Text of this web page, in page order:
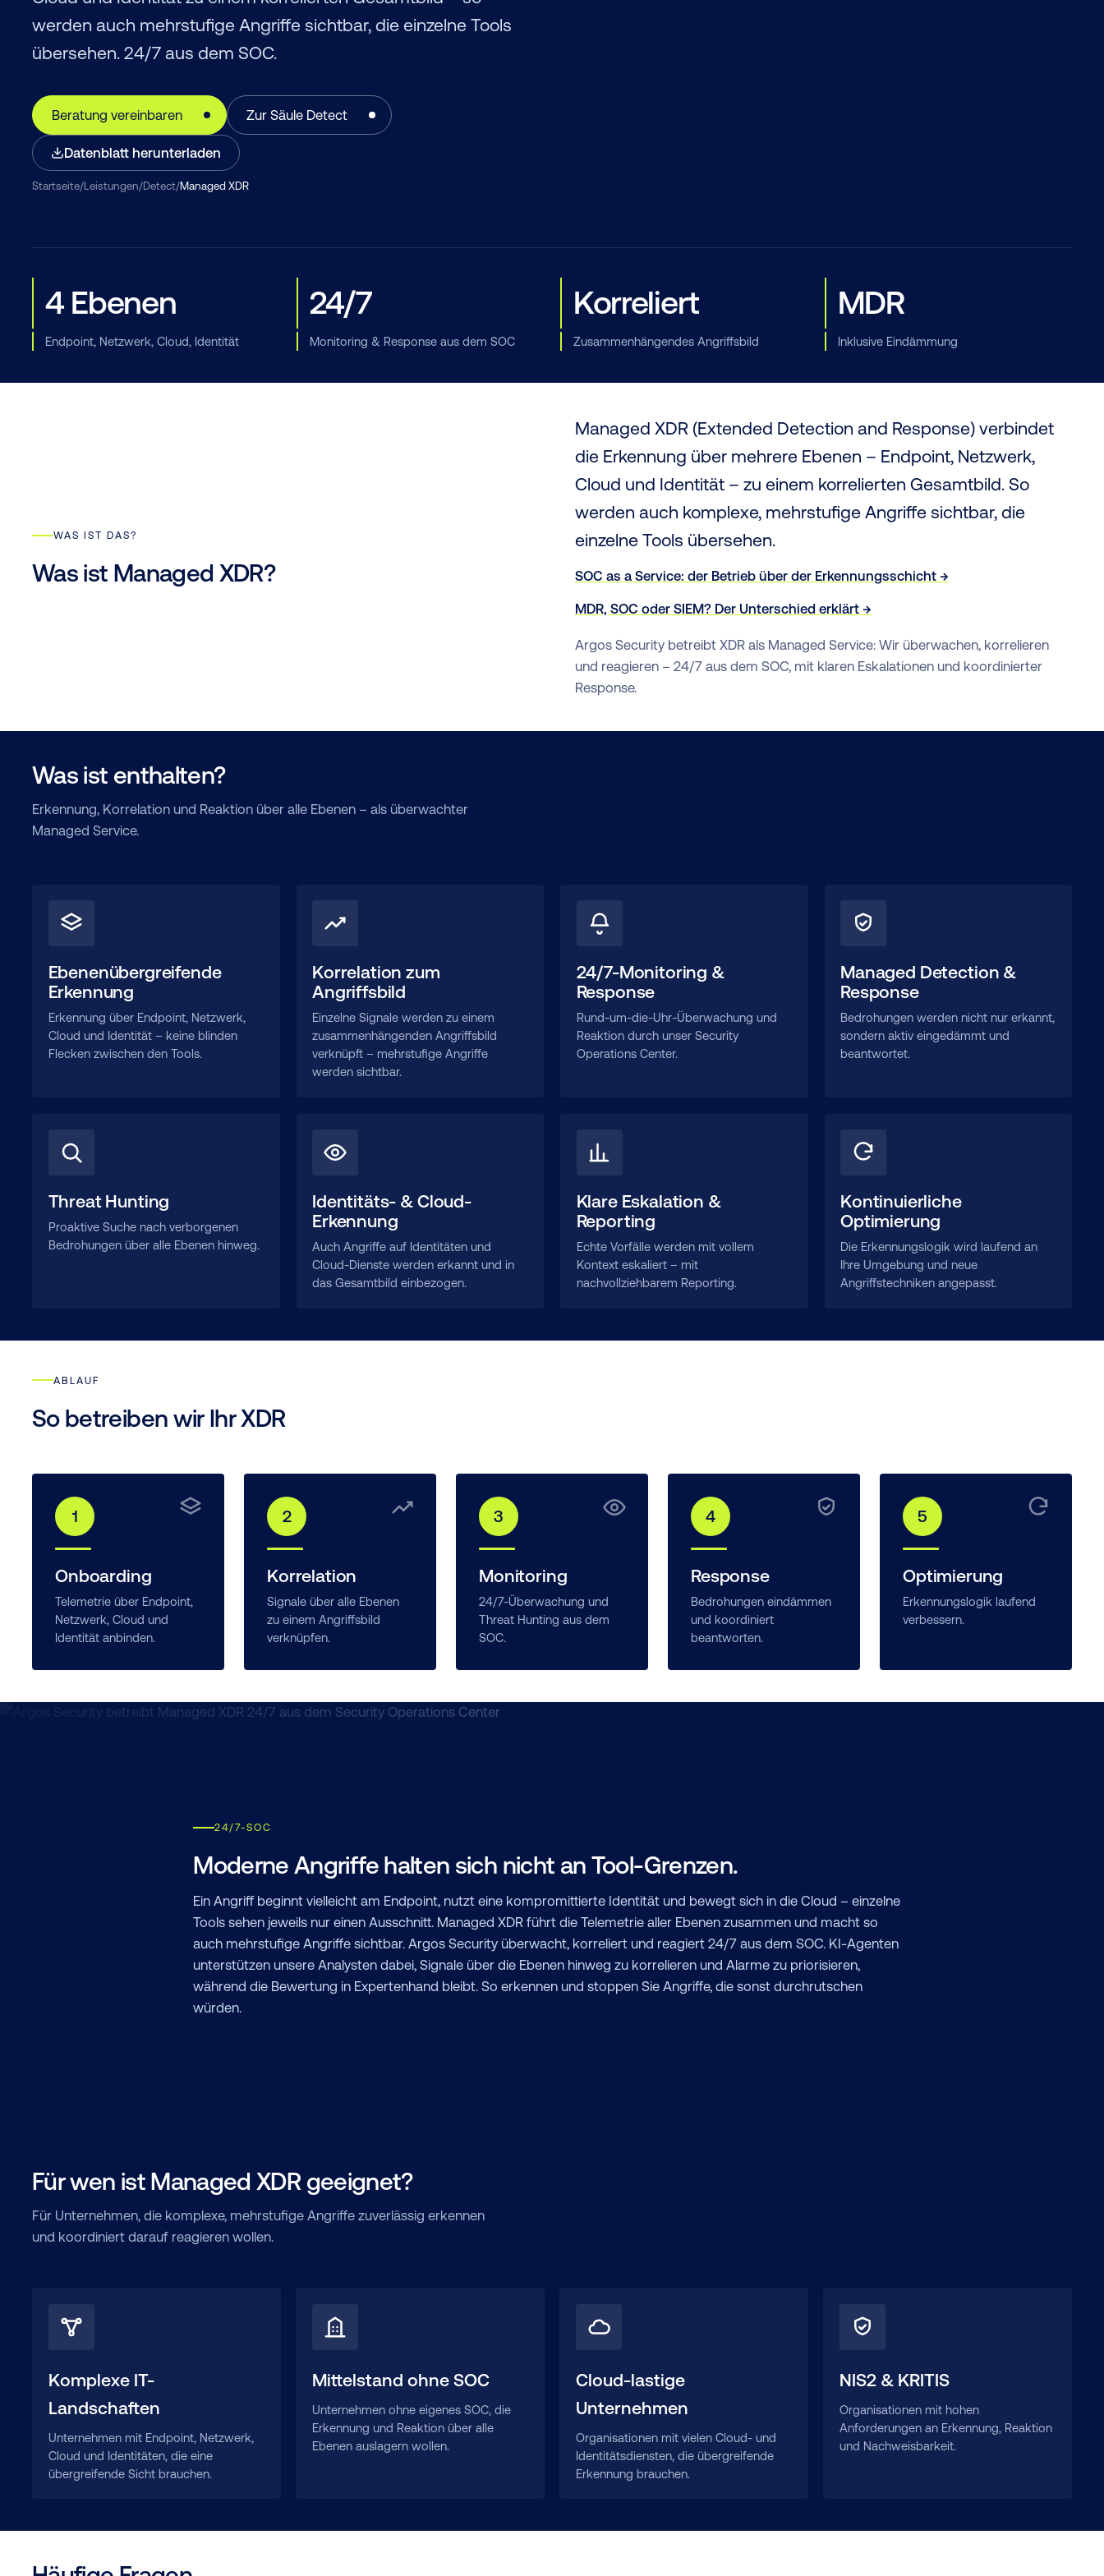
werden auch mehrstufige Angriffe sichtbar, die einzelne Tools
übersehen. 24/7 aus dem SOC.
Beratung vereinbaren Zur Säule Detect
Datenblatt herunterladen
Startseite/Leistungen/Detect/Managed XDR
4 Ebenen
Endpoint, Netzwerk, Cloud, Identität
24/7
Monitoring & Response aus dem SOC
Korreliert
Zusammenhängendes Angriffsbild
MDR
Inklusive Eindämmung
WAS IST DAS?
Was ist Managed XDR?
Managed XDR (Extended Detection and Response) verbindet
die Erkennung über mehrere Ebenen – Endpoint, Netzwerk,
Cloud und Identität – zu einem korrelierten Gesamtbild. So
werden auch komplexe, mehrstufige Angriffe sichtbar, die
einzelne Tools übersehen.
SOC as a Service: der Betrieb über der Erkennungsschicht →
MDR, SOC oder SIEM? Der Unterschied erklärt →
Argos Security betreibt XDR als Managed Service: Wir überwachen, korrelieren
und reagieren – 24/7 aus dem SOC, mit klaren Eskalationen und koordinierter
Response.
Was ist enthalten?
Erkennung, Korrelation und Reaktion über alle Ebenen – als überwachter
Managed Service.
Ebenenübergreifende
Erkennung
Erkennung über Endpoint, Netzwerk,
Cloud und Identität – keine blinden
Flecken zwischen den Tools.
Korrelation zum
Angriffsbild
Einzelne Signale werden zu einem
zusammenhängenden Angriffsbild
verknüpft – mehrstufige Angriffe
werden sichtbar.
24/7-Monitoring &
Response
Rund-um-die-Uhr-Überwachung und
Reaktion durch unser Security
Operations Center.
Managed Detection &
Response
Bedrohungen werden nicht nur erkannt,
sondern aktiv eingedämmt und
beantwortet.
Threat Hunting
Proaktive Suche nach verborgenen
Bedrohungen über alle Ebenen hinweg.
Identitäts- & Cloud-
Erkennung
Auch Angriffe auf Identitäten und
Cloud-Dienste werden erkannt und in
das Gesamtbild einbezogen.
Klare Eskalation &
Reporting
Echte Vorfälle werden mit vollem
Kontext eskaliert – mit
nachvollziehbarem Reporting.
Kontinuierliche
Optimierung
Die Erkennungslogik wird laufend an
Ihre Umgebung und neue
Angriffstechniken angepasst.
ABLAUF
So betreiben wir Ihr XDR
1
Onboarding
Telemetrie über Endpoint,
Netzwerk, Cloud und
Identität anbinden.
2
Korrelation
Signale über alle Ebenen
zu einem Angriffsbild
verknüpfen.
3
Monitoring
24/7-Überwachung und
Threat Hunting aus dem
SOC.
4
Response
Bedrohungen eindämmen
und koordiniert
beantworten.
5
Optimierung
Erkennungslogik laufend
verbessern.
24/7-SOC
Moderne Angriffe halten sich nicht an Tool-Grenzen.
Ein Angriff beginnt vielleicht am Endpoint, nutzt eine kompromittierte Identität und bewegt sich in die Cloud – einzelne
Tools sehen jeweils nur einen Ausschnitt. Managed XDR führt die Telemetrie aller Ebenen zusammen und macht so
auch mehrstufige Angriffe sichtbar. Argos Security überwacht, korreliert und reagiert 24/7 aus dem SOC. KI-Agenten
unterstützen unsere Analysten dabei, Signale über die Ebenen hinweg zu korrelieren und Alarme zu priorisieren,
während die Bewertung in Expertenhand bleibt. So erkennen und stoppen Sie Angriffe, die sonst durchrutschen
würden.
Für wen ist Managed XDR geeignet?
Für Unternehmen, die komplexe, mehrstufige Angriffe zuverlässig erkennen
und koordiniert darauf reagieren wollen.
Komplexe IT-
Landschaften
Unternehmen mit Endpoint, Netzwerk,
Cloud und Identitäten, die eine
übergreifende Sicht brauchen.
Mittelstand ohne SOC
Unternehmen ohne eigenes SOC, die
Erkennung und Reaktion über alle
Ebenen auslagern wollen.
Cloud-lastige
Unternehmen
Organisationen mit vielen Cloud- und
Identitätsdiensten, die übergreifende
Erkennung brauchen.
NIS2 & KRITIS
Organisationen mit hohen
Anforderungen an Erkennung, Reaktion
und Nachweisbarkeit.